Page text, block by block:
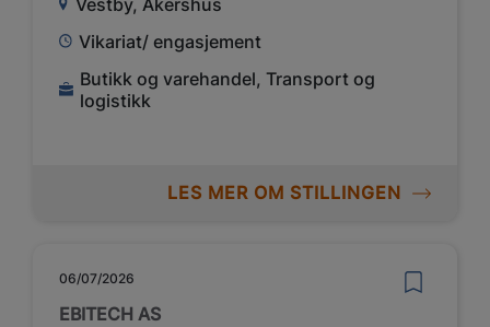
Vikariat/ engasjement
Butikk og varehandel, Transport og
logistikk
LES MER OM STILLINGEN
06/07/2026
EBITECH AS